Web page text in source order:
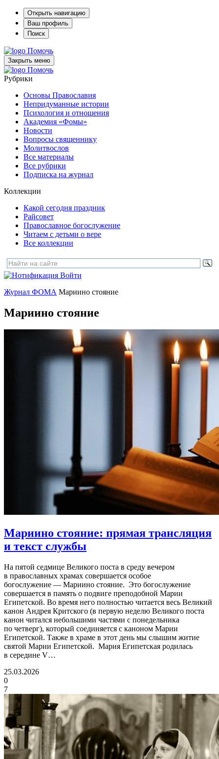
Открыть навигацию
Ваш профиль
Поиск
Помочь
Закрыть меню
Помочь
Рубрики
Основы Православия
Непридуманные истории
Психология и отношения
Академия «Фомы»
Новости
Вопросы священнику
Молитвослов
Все материалы
Все рубрики
Подписка на журнал
Коллекции
Какой сегодня праздник
Райсовет
Православное богослужение
Читаем с детьми о вере
Все коллекции
Войти
Журнал ФОМА Мариино стояние
Мариино стояние
Мариино стояние: прямая трансляция
и текст службы
На пятой седмице Великого поста в среду вечером
в православных храмах совершается особое
богослужение — Мариино стояние. Это богослужение
совершается в память о подвиге преподобной Марии
Египетской. Во время него полностью читается весь Великий
канон Андрея Критского (в первую неделю Великого поста
канон читался небольшими частями с понедельника
по четверг), который соединяется с каноном Марии
Египетской. Также в храме в этот день мы слышим житие
святой Марии Египетской. Мария Египетская родилась
в середине V…
25.03.2026
0
7